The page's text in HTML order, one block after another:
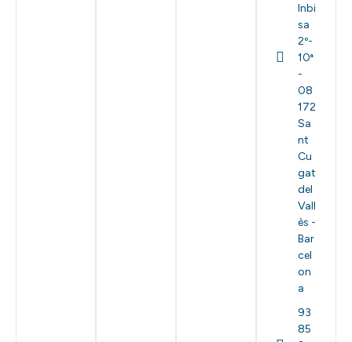
Inbi
sa
2º-
10ª
-
08
172
Sa
nt
Cu
gat
del
Vall
ès -
Bar
cel
on
a
93
85